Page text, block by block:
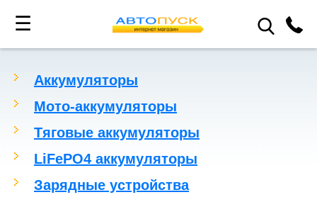
☰
Аккумуляторы
Мото-аккумуляторы
Тяговые аккумуляторы
LiFePO4 аккумуляторы
Зарядные устройства